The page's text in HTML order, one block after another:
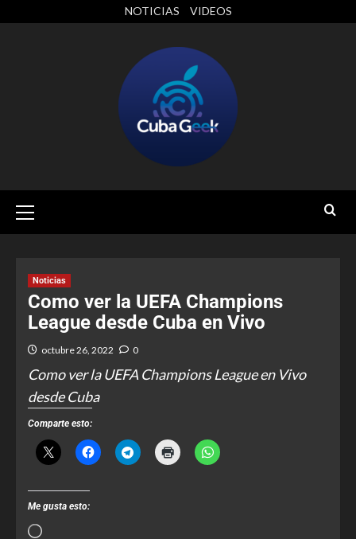
NOTICIAS VIDEOS
Noticias
Como ver la UEFA Champions
League desde Cuba en Vivo
octubre 26, 2022 0
Como ver la UEFA Champions League en Vivo
desde Cuba
Comparte esto:
Me gusta esto: